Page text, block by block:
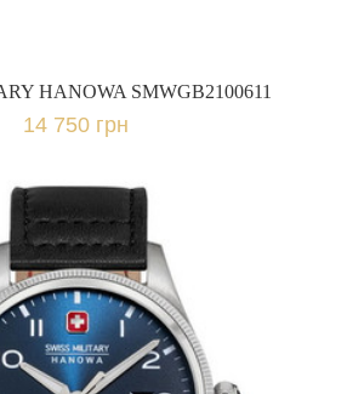
HANOWA SMWGB2100611
14 750 грн